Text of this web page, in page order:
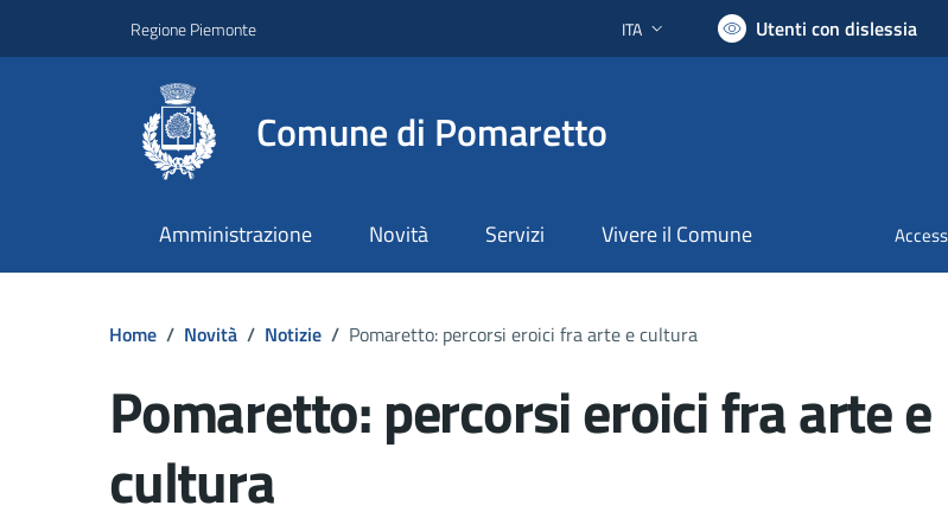
Regione Piemonte Lingua attiva:
ITA Utenti con dislessia
Comune di Pomaretto
Amministrazione Novità Servizi Vivere il Comune
Home / Novità / Notizie / Pomaretto: percorsi eroici fra arte e cultura
Pomaretto: percorsi eroici fra arte e
cultura